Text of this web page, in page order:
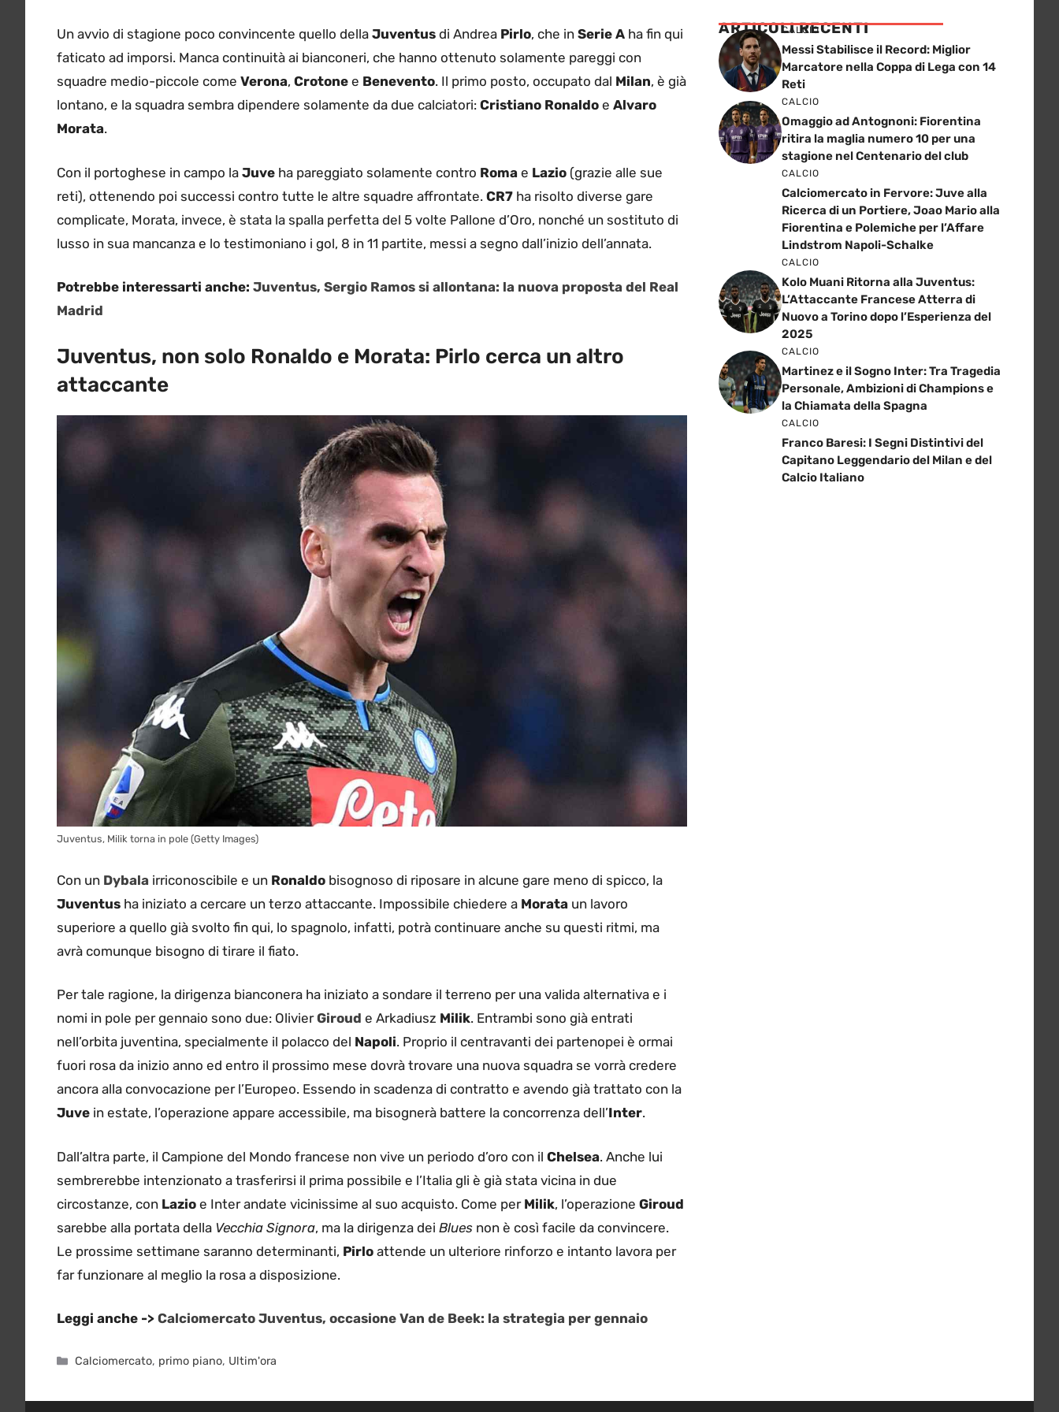
Un avvio di stagione poco convincente quello della Juventus di Andrea Pirlo, che in Serie A ha fin qui
faticato ad imporsi. Manca continuità ai bianconeri, che hanno ottenuto solamente pareggi con
squadre medio-piccole come Verona, Crotone e Benevento. Il primo posto, occupato dal Milan, è già
lontano, e la squadra sembra dipendere solamente da due calciatori: Cristiano Ronaldo e Alvaro
Morata.
Con il portoghese in campo la Juve ha pareggiato solamente contro Roma e Lazio (grazie alle sue
reti), ottenendo poi successi contro tutte le altre squadre affrontate. CR7 ha risolto diverse gare
complicate, Morata, invece, è stata la spalla perfetta del 5 volte Pallone d’Oro, nonché un sostituto di
lusso in sua mancanza e lo testimoniano i gol, 8 in 11 partite, messi a segno dall’inizio dell’annata.
Potrebbe interessarti anche: Juventus, Sergio Ramos si allontana: la nuova proposta del Real
Madrid
Juventus, non solo Ronaldo e Morata: Pirlo cerca un altro
attaccante
Juventus, Milik torna in pole (Getty Images)
Con un Dybala irriconoscibile e un Ronaldo bisognoso di riposare in alcune gare meno di spicco, la
Juventus ha iniziato a cercare un terzo attaccante. Impossibile chiedere a Morata un lavoro
superiore a quello già svolto fin qui, lo spagnolo, infatti, potrà continuare anche su questi ritmi, ma
avrà comunque bisogno di tirare il fiato.
Per tale ragione, la dirigenza bianconera ha iniziato a sondare il terreno per una valida alternativa e i
nomi in pole per gennaio sono due: OlivierGiroud e Arkadiusz Milik. Entrambi sono già entrati
nell’orbita juventina, specialmente il polacco del Napoli. Proprio il centravanti dei partenopei è ormai
fuori rosa da inizio anno ed entro il prossimo mese dovrà trovare una nuova squadra se vorrà credere
ancora alla convocazione per l’Europeo. Essendo in scadenza di contratto e avendo già trattato con la
Juve in estate, l’operazione appare accessibile, ma bisognerà battere la concorrenza dell’Inter.
Dall’altra parte, il Campione del Mondo francese non vive un periodo d’oro con il Chelsea. Anche lui
sembrerebbe intenzionato a trasferirsi il prima possibile e l’Italia gli è già stata vicina in due
circostanze, con Lazio e Inter andate vicinissime al suo acquisto. Come per Milik, l’operazione Giroud
sarebbe alla portata della Vecchia Signora, ma la dirigenza dei Blues non è così facile da convincere.
Le prossime settimane saranno determinanti, Pirlo attende un ulteriore rinforzo e intanto lavora per
far funzionare al meglio la rosa a disposizione.
Leggi anche -> Calciomercato Juventus, occasione Van de Beek: la strategia per gennaio
Categorie
Calciomercato, primo piano, Ultim'ora
ARTICOLI RECENTI
CALCIO
Messi Stabilisce il Record: Miglior
Marcatore nella Coppa di Lega con 14
Reti
CALCIO
Omaggio ad Antognoni: Fiorentina
ritira la maglia numero 10 per una
stagione nel Centenario del club
CALCIO
Calciomercato in Fervore: Juve alla
Ricerca di un Portiere, Joao Mario alla
Fiorentina e Polemiche per l’Affare
Lindstrom Napoli-Schalke
CALCIO
Kolo Muani Ritorna alla Juventus:
L’Attaccante Francese Atterra di
Nuovo a Torino dopo l’Esperienza del
2025
CALCIO
Martinez e il Sogno Inter: Tra Tragedia
Personale, Ambizioni di Champions e
la Chiamata della Spagna
CALCIO
Franco Baresi: I Segni Distintivi del
Capitano Leggendario del Milan e del
Calcio Italiano